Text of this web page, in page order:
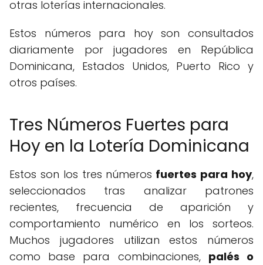
otras loterías internacionales.
Estos números para hoy son consultados
diariamente por jugadores en República
Dominicana, Estados Unidos, Puerto Rico y
otros países.
Tres Números Fuertes para
Hoy en la Lotería Dominicana
Estos son los tres números fuertes para hoy,
seleccionados tras analizar patrones
recientes, frecuencia de aparición y
comportamiento numérico en los sorteos.
Muchos jugadores utilizan estos números
como base para combinaciones, palés o